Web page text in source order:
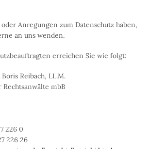
Anregungen zum Datenschutz haben,
an uns wenden.
erreichen Sie wie folgt:
Reibach, LL.M.
Rechtsanwälte mbB
226 0
226 26